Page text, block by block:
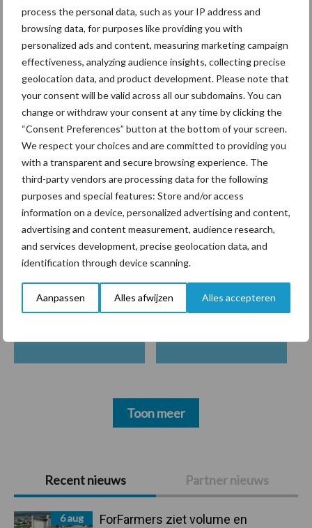
process the personal data, such as your IP address and
browsing data, for purposes like providing you with
personalized ads and content, measuring marketing campaign
effectiveness, analyzing audience insights, collecting precise
geolocation data, and product development. Please note that
your consent will be valid across all our subdomains. You can
change or withdraw your consent at any time by clicking the
“Consent Preferences” button at the bottom of your screen.
We respect your choices and are committed to providing you
with a transparent and secure browsing experience. The
third-party vendors are processing data for the following
purposes and special features: Store and/or access
information on a device, personalized advertising and content,
advertising and content measurement, audience research,
and services development, precise geolocation data, and
identification through device scanning.
Aanpassen Alles afwijzen Alles accepteren
Primaire
Sidebar
Recent nieuws Partner nieuws
6 aug
ForFarmers ziet volume en
een langere levensduur
“Vraag naar praktische
hygieneoplossingen is in
Polen groter dan ooit”
Themapagina's
Diergezondheid Bemesting Fokkerij
Ligbox &
Toon meer